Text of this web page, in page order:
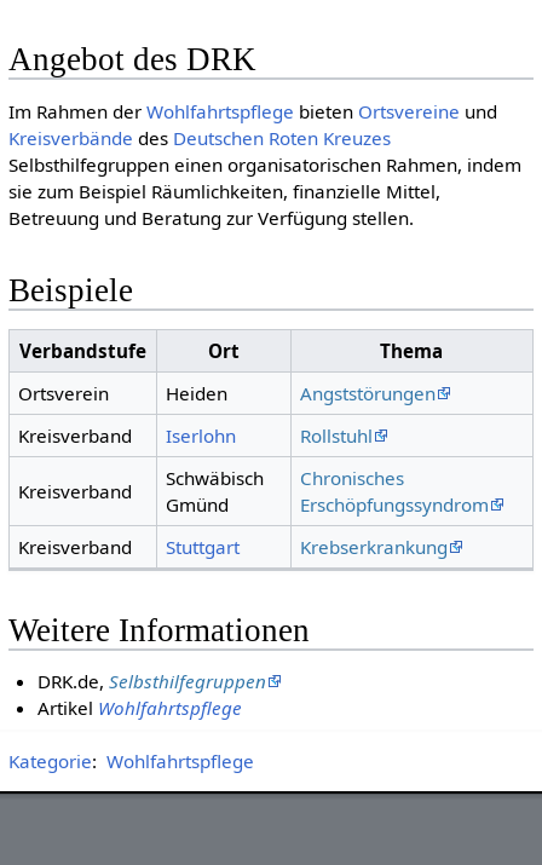
Angebot des DRK
Im Rahmen der Wohlfahrtspflege bieten Ortsvereine und
Kreis­verbände des Deut­schen Roten Kreu­zes
Selbsthilfegruppen einen organisatorischen Rahmen, indem
sie zum Beispiel Räumlichkeiten, finanzielle Mittel,
Betreuung und Beratung zur Verfügung stellen.
Beispiele
Verbandstufe Ort
Thema
Ortsverein
Heiden
Angststörungen
Kreisverband
Iserlohn Rollstuhl
Kreisverband
Schwäbisch
Gmünd
Chronisches
Erschöpfungssyndrom
Kreisverband
Stuttgart Krebserkrankung
Weitere Informationen
DRK.de,Selbsthilfegruppen
Artikel Wohlfahrtspflege
Kategorie: Wohlfahrtspflege